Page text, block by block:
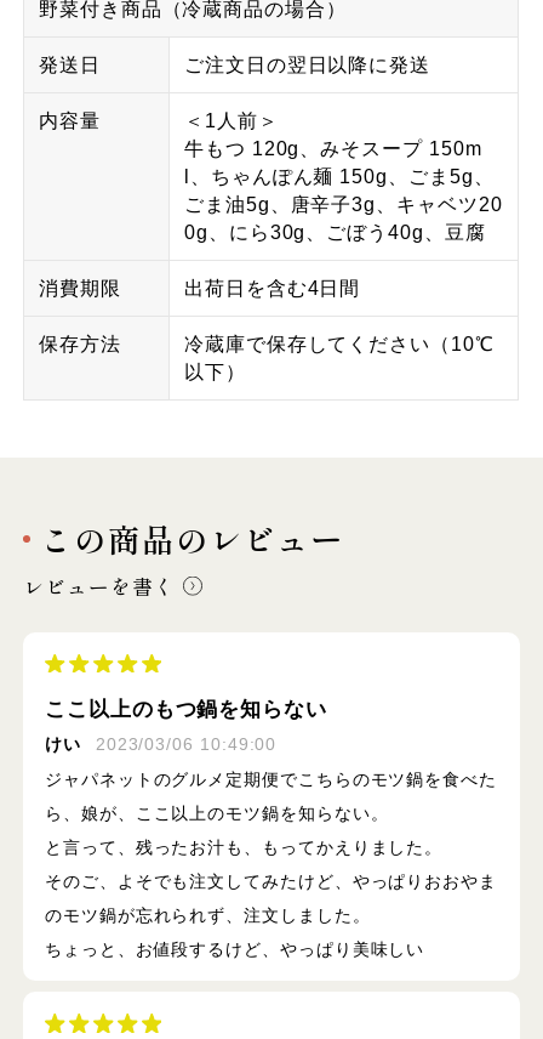
野菜付き商品（冷蔵商品の場合）
発送日 ご注文日の翌日以降に発送
内容量
＜1人前＞
牛もつ 120g、みそスープ 150m
l、ちゃんぽん麺 150g、ごま5g、
ごま油5g、唐辛子3g、キャベツ20
0g、にら30g、ごぼう40g、豆腐
消費期限 出荷日を含む4日間
保存方法
冷蔵庫で保存してください（10℃
以下）
この商品のレビュー
レビューを書く
ここ以上のもつ鍋を知らない
けい
2023/03/06 10:49:00
ジャパネットのグルメ定期便でこちらのモツ鍋を食べた
ら、娘が、ここ以上のモツ鍋を知らない。
と言って、残ったお汁も、もってかえりました。
そのご、よそでも注文してみたけど、やっぱりおおやま
のモツ鍋が忘れられず、注文しました。
ちょっと、お値段するけど、やっぱり美味しい